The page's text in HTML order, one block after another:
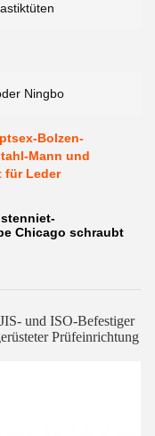
Ningbo
Bolzen-
Mann und
für Leder
Chicago schraubt
und ISO-Befestiger
Prüfeinrichtung